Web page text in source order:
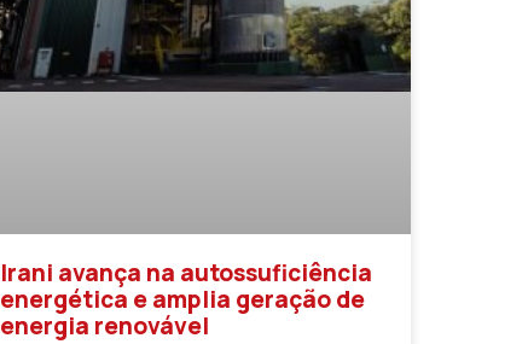
Irani avança na autossuficiência
energética e amplia geração de
energia renovável